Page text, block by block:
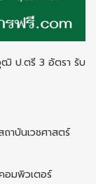
ป.ตรี 3 อัตรา รับ
าบันเวชศาสตร์
อมพิวเตอร์